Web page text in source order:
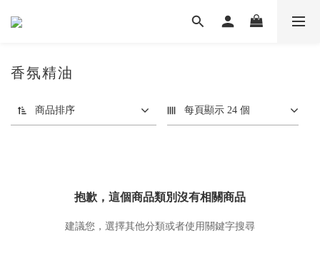
香氛精油
商品排序 每頁顯示 24 個
抱歉，這個商品類別沒有相關商品
建議您，選擇其他分類或者使用關鍵字搜尋